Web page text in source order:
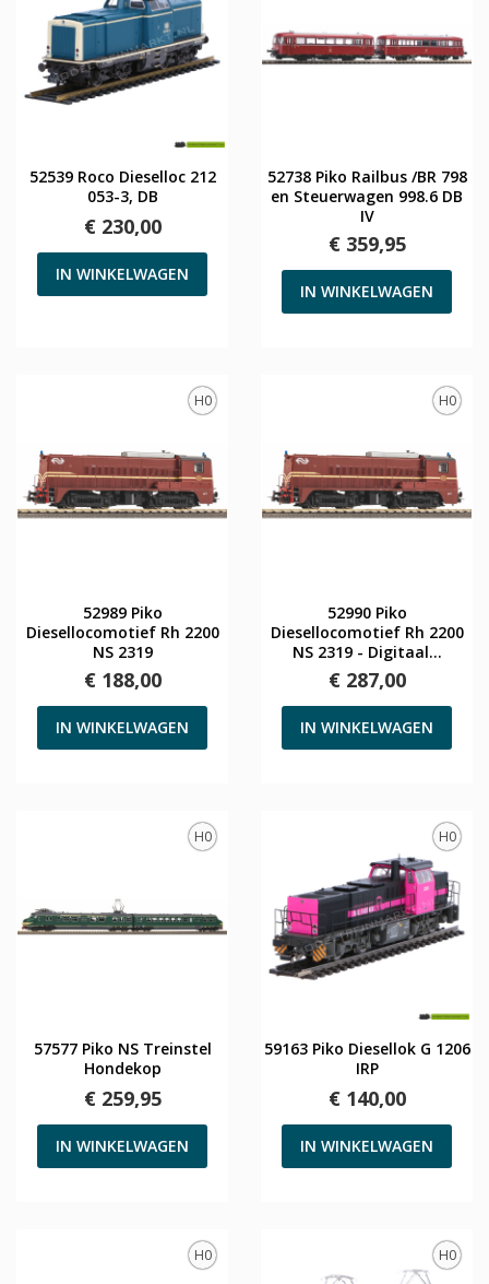
52539 Roco Dieselloc 212
053-3, DB
€ 230,00
IN WINKELWAGEN
52738 Piko Railbus /BR 798
en Steuerwagen 998.6 DB
IV
€ 359,95
IN WINKELWAGEN
H0
52989 Piko
Diesellocomotief Rh 2200
NS 2319
€ 188,00
IN WINKELWAGEN
H0
52990 Piko
Diesellocomotief Rh 2200
NS 2319 - Digitaal...
€ 287,00
IN WINKELWAGEN
H0
57577 Piko NS Treinstel
Hondekop
€ 259,95
IN WINKELWAGEN
H0
59163 Piko Diesellok G 1206
IRP
€ 140,00
IN WINKELWAGEN
H0 H0